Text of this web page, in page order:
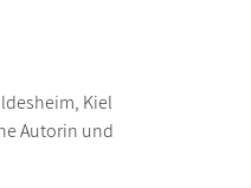
Kiel
Autorin und